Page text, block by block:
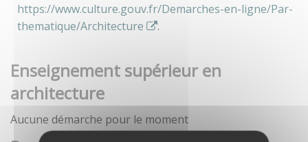
https://www.culture.gouv.fr/Demarches-en-ligne/Par-
thematique/Architecture
.
Enseignement supérieur en
architecture
Aucune démarche pour le moment